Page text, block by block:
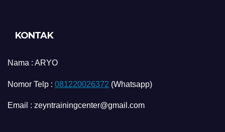
KONTAK
Nama : ARYO
Nomor Telp : 081220026372 (Whatsapp)
Email : zeyntrainingcenter@gmail.com